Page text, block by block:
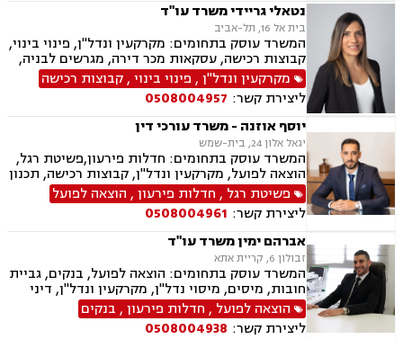
נטאלי גריידי משרד עו"ד
בית אל 16, תל-אביב
המשרד עוסק בתחומים: מקרקעין ונדל"ן, פינוי בינוי,
קבוצות רכישה, עסקאות מכר דירה, מגרשים לבניה,
רשות מקרקעי ישראל, בתים משותפים, נדל"ן
ביהודה ושומרון, מיסוי נדל"ן, היטל השבחה, מיסוי
עירוני, ירושות וצוואות, ייפוי כוח מתמשך
מקרקעין ונדל"ן, פינוי בינוי,קבוצות רכישה
ליצירת קשר: 0508004957
יוסף אוזנה - משרד עורכי דין
יגאל אלון 24, בית-שמש
המשרד עוסק בתחומים: חדלות פירעון,פשיטת רגל,
הוצאה לפועל, מקרקעין ונדל"ן, קבוצות רכישה, תכנון
ובניה, עסקאות מכר דירה, רישום קבלנים, פינוי
מושכר, מגרשים לבניה, דיירות מוגונת, נחלות
ומשקים במושבים, רשות מקרקעי ישראל, צווי
הריסה, בתים משותפים, נדל"ן ביהודה ושומרון
פשיטת רגל , חדלות פירעון, הוצאה לפועל
ליצירת קשר: 0508004961
אברהם ימין משרד עו"ד
זבולון 6, קריית אתא
המשרד עוסק בתחומים: הוצאה לפועל, בנקים, גביית
חובות, מיסים, מיסוי נדל"ן, מקרקעין ונדל"ן, דיני
משפחה, מזונות, ביטוח לאומי, ירושות וצוואות, ייפוי
כוח מתמשך, חדלות פירעון.
הוצאה לפועל , חדלות פירעון, בנקים
ליצירת קשר: 0508004938